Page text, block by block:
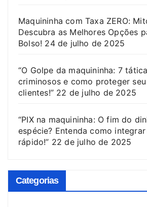
Maquininha com Taxa ZERO:
Descubra as Melhores Opções
Bolso! 24 de julho de 2025
“O Golpe da maquininha: 7
criminosos e como proteger
clientes!” 22 de julho de 2025
“PIX na maquininha: O fim do
espécie? Entenda como
rápido!” 22 de julho de 2025
Categorias